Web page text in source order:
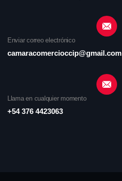
Enviar correo electrónico
camaracomercioccip@gmail.com
Llama en cualquier momento
+54 376 4423063